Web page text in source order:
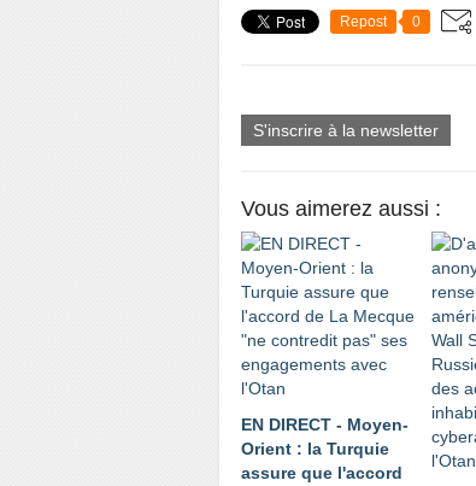
Repost 0
S'inscrire à la newsletter
Vous aimerez aussi :
EN DIRECT - Moyen-
Orient : la Turquie
assure que l'accord